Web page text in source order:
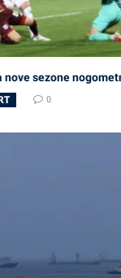
nove sezone
0